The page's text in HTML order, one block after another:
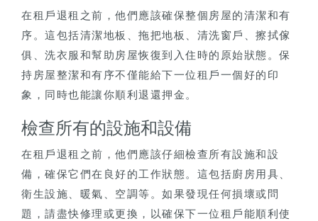
在租戶退租之前，他們應該確保整個房屋的清潔和有
序。這包括清潔地板、拖把地板、清洗窗戶、擦拭傢
俱、洗衣服和幫助房屋恢復到入住時的原始狀態。保
持房屋整潔和有序不僅能給下一位租戶一個好的印
象，同時也能讓你順利退還押金。
檢查所有的設施和設備
在租戶退租之前，他們應該仔細檢查所有設施和設
備，確保它們在良好的工作狀態。這包括廚房用具、
衛生設施、暖氣、空調等。如果發現任何損壞或問
題，請盡快修理或更換，以確保下一位租戶能順利使